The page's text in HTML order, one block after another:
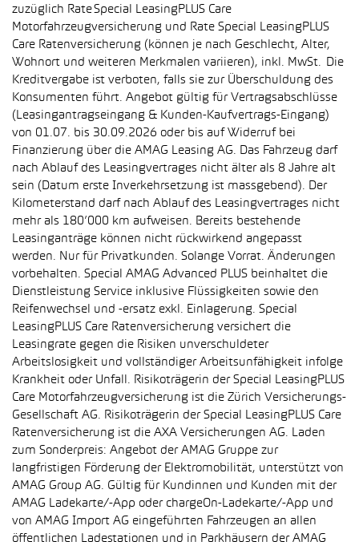
zuzüglich Rate Special LeasingPLUS Care
Motorfahrzeugversicherung und Rate Special LeasingPLUS
Care Ratenversicherung (können je nach Geschlecht, Alter,
Wohnort und weiteren Merkmalen variieren), inkl. MwSt. Die
Kreditvergabe ist verboten, falls sie zur Überschuldung des
Konsumenten führt. Angebot gültig für Vertragsabschlüsse
(Leasingantragseingang & Kunden-Kaufvertrags-Eingang)
von 01.07. bis 30.09.2026 oder bis auf Widerruf bei
Finanzierung über die AMAG Leasing AG. Das Fahrzeug darf
nach Ablauf des Leasingvertrages nicht älter als 8 Jahre alt
sein (Datum erste Inverkehrsetzung ist massgebend). Der
Kilometerstand darf nach Ablauf des Leasingvertrages nicht
mehr als 180’000 km aufweisen. Bereits bestehende
Leasinganträge können nicht rückwirkend angepasst
werden. Nur für Privatkunden. Solange Vorrat. Änderungen
vorbehalten. Special AMAG Advanced PLUS beinhaltet die
Dienstleistung Service inklusive Flüssigkeiten sowie den
Reifenwechsel und -ersatz exkl. Einlagerung. Special
LeasingPLUS Care Ratenversicherung versichert die
Leasingrate gegen die Risiken unverschuldeter
Arbeitslosigkeit und vollständiger Arbeitsunfähigkeit infolge
Krankheit oder Unfall. Risikoträgerin der Special LeasingPLUS
Care Motorfahrzeugversicherung ist die Zürich Versicherungs-
Gesellschaft AG. Risikoträgerin der Special LeasingPLUS Care
Ratenversicherung ist die AXA Versicherungen AG. Laden
zum Sonderpreis: Angebot der AMAG Gruppe zur
langfristigen Förderung der Elektromobilität, unterstützt von
AMAG Group AG. Gültig für Kundinnen und Kunden mit der
AMAG Ladekarte/-App oder chargeOn-Ladekarte/-App und
von AMAG Import AG eingeführten Fahrzeugen an allen
öffentlichen Ladestationen und in Parkhäusern der AMAG